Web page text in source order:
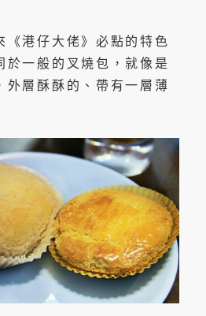
《港仔大佬》必點的特色
於一般的叉燒包，就像是
外層酥酥的、帶有一層薄